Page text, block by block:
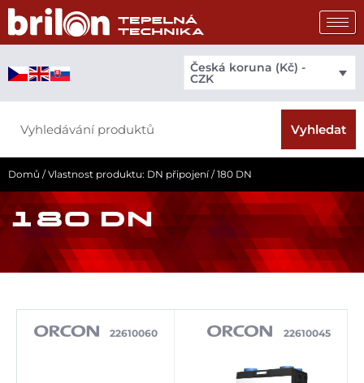
Přeskočit
obsah
Česká koruna (Kč) -
CZK
Vyhledat
Domů / Vlastnost produktu: DN připojení / 180 DN
180 DN
22610060 22610045